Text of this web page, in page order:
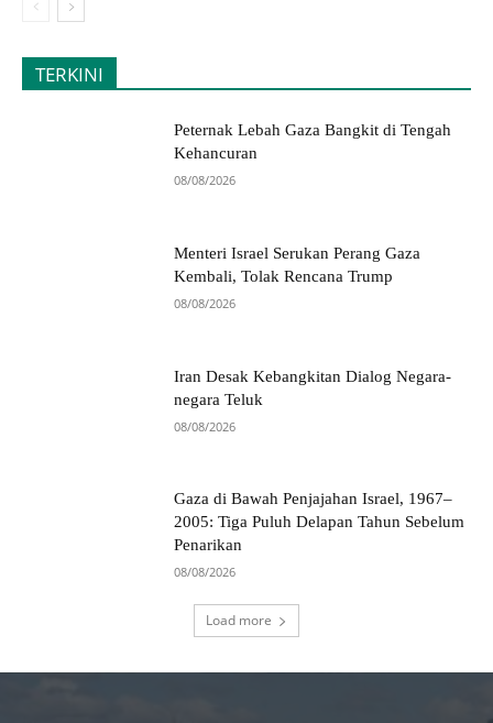
TERKINI
Peternak Lebah Gaza Bangkit di Tengah
Kehancuran
08/08/2026
Menteri Israel Serukan Perang Gaza
Kembali, Tolak Rencana Trump
08/08/2026
Iran Desak Kebangkitan Dialog Negara-
negara Teluk
08/08/2026
Gaza di Bawah Penjajahan Israel, 1967–
2005: Tiga Puluh Delapan Tahun Sebelum
Penarikan
08/08/2026
Load more